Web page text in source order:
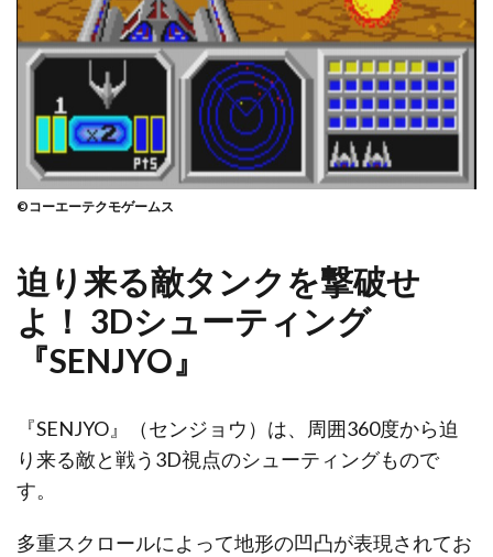
©コーエーテクモゲームス
迫り来る敵タンクを撃破せ
よ！ 3Dシューティング
『SENJYO』
『SENJYO』（センジョウ）は、周囲360度から迫
り来る敵と戦う3D視点のシューティングもので
す。
多重スクロールによって地形の凹凸が表現されてお